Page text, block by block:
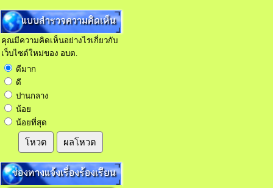
แบบสำรวจความคิดเห็น
คุณมีความคิดเห็นอย่างไรเกี่ยวกับ
เว็บไซต์ใหม่ของ อบต.
ดีมาก
ดี
ปานกลาง
น้อย
น้อยที่สุด
โหวต ผลโหวต
ช่องทางแจ้งเรื่องร้องเรียน